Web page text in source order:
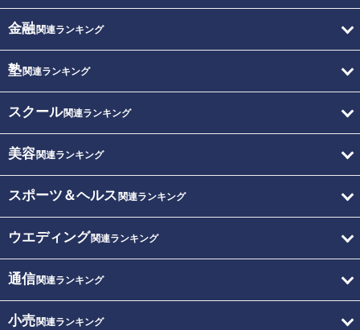
金融関連ランキング
塾関連ランキング
スクール関連ランキング
美容関連ランキング
スポーツ＆ヘルス 関連ランキング
ウエディング関連ランキング
通信関連ランキング
小売関連ランキング